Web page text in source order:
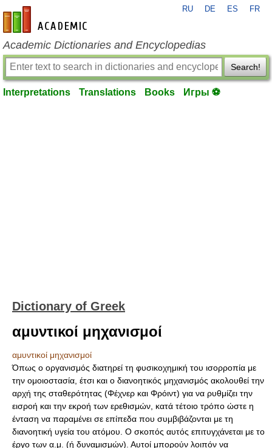
en-academic.com
RU DE ES FR
Academic Dictionaries and Encyclopedias
Search!
Interpretations Translations Books Игры ⚽
Dictionary of Greek
αμυντικοί μηχανισμοί
αμυντικοί μηχανισμοί
Όπως ο οργανισμός διατηρεί τη φυσικοχημική του ισορροπία με
την ομοιοστασία, έτσι και ο διανοητικός μηχανισμός ακολουθεί την
αρχή της σταθερότητας (Φέχνερ και Φρόιντ) για να ρυθμίζει την
εισροή και την εκροή των ερεθισμών, κατά τέτοιο τρόπο ώστε η
ένταση να παραμένει σε επίπεδα που συμβιβάζονται με τη
διανοητική υγεία του ατόμου. Ο σκοπός αυτός επιτυγχάνεται με το
έργο των α.μ. (ή δυναμισμών). Αυτοί μπορούν λοιπόν να